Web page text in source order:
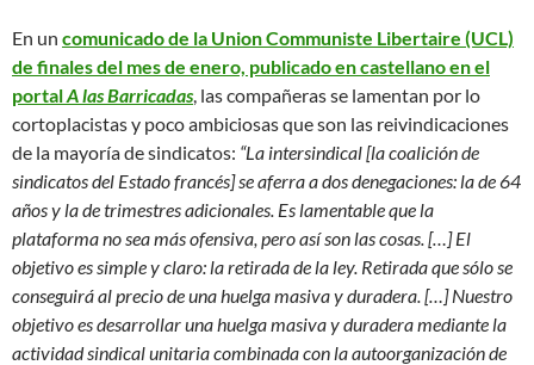
En un comunicado de la Union Communiste Libertaire (UCL)
de finales del mes de enero, publicado en castellano en el
portalA las Barricadas, las compañeras se lamentan por lo
cortoplacistas y poco ambiciosas que son las reivindicaciones
de la mayoría de sindicatos: “La intersindical [la coalición de
sindicatos del Estado francés] se aferra a dos denegaciones: la de 64
años y la de trimestres adicionales. Es lamentable que la
plataforma no sea más ofensiva, pero así son las cosas. […] El
objetivo es simple y claro: la retirada de la ley. Retirada que sólo se
conseguirá al precio de una huelga masiva y duradera. […] Nuestro
objetivo es desarrollar una huelga masiva y duradera mediante la
actividad sindical unitaria combinada con la autoorganización de